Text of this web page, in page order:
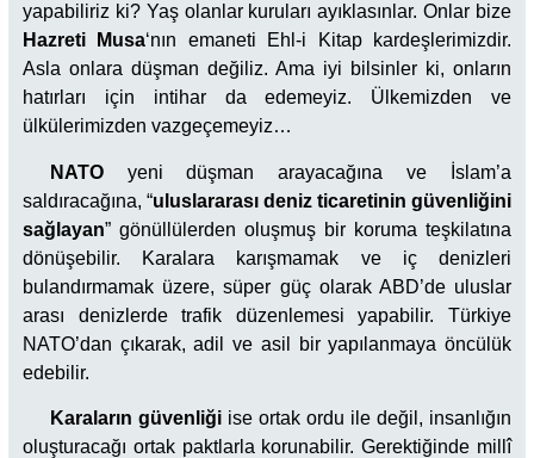
yapabiliriz ki? Yaş olanlar kuruları ayıklasınlar. Onlar bize
Hazreti
Musa‘nın emaneti Ehl-i Kitap kardeşlerimizdir.
Asla onlara düşman değiliz. Ama iyi bilsinler ki, onların
hatırları için intihar da edemeyiz. Ülkemizden ve
ülkülerimizden vazgeçemeyiz…
NATOyeni düşman arayacağına ve İslam’a
saldıracağına, “uluslararası deniz ticaretinin güvenliğini
sağlayan” gönüllülerden oluşmuş bir koruma teşkilatına
dönüşebilir. Karalara karışmamak ve iç denizleri
bulandırmamak üzere, süper güç olarak ABD’de uluslar
arası denizlerde trafik düzenlemesi yapabilir. Türkiye
NATO’dan çıkarak, adil ve asil bir yapılanmaya öncülük
edebilir.
Karaların güvenliğiise ortak ordu ile değil, insanlığın
oluşturacağı ortak paktlarla korunabilir. Gerektiğinde millî